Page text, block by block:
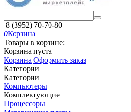
8 (3952) 70-70-80
0Корзина
Товары в корзине:
Корзина пуста
Корзина Оформить заказ
Категории
Категории
Компьютеры
Комплектующие
Процессоры